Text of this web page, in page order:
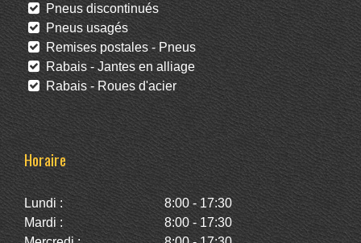
Pneus discontinués
Pneus usagés
Remises postales - Pneus
Rabais - Jantes en alliage
Rabais - Roues d'acier
Horaire
Lundi :
8:00 - 17:30
Mardi :
8:00 - 17:30